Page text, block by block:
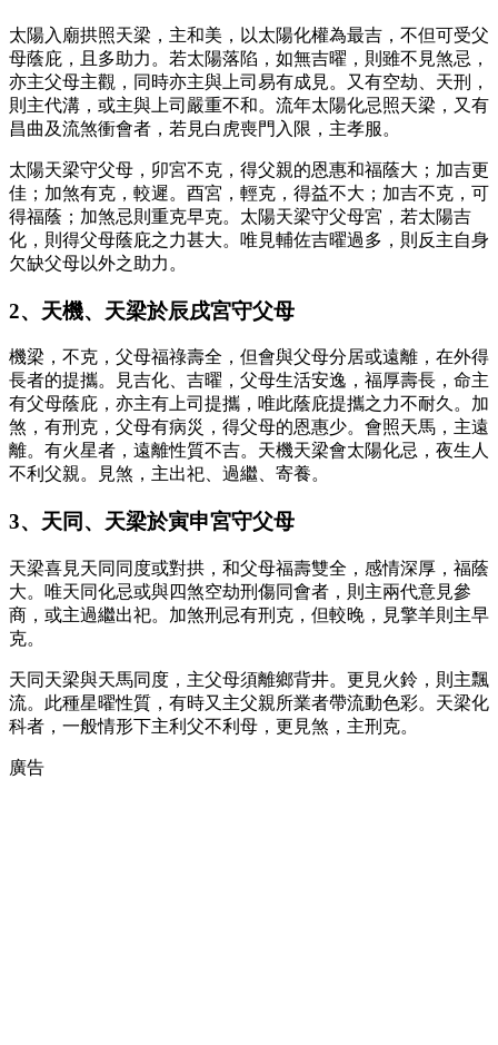
太陽入廟拱照天梁，主和美，以太陽化權為最吉，不但可受父
母蔭庇，且多助力。若太陽落陷，如無吉曜，則雖不見煞忌，
亦主父母主觀，同時亦主與上司易有成見。又有空劫、天刑，
則主代溝，或主與上司嚴重不和。流年太陽化忌照天梁，又有
昌曲及流煞衝會者，若見白虎喪門入限，主孝服。
太陽天梁守父母，卯宮不克，得父親的恩惠和福蔭大；加吉更
佳；加煞有克，較遲。酉宮，輕克，得益不大；加吉不克，可
得福蔭；加煞忌則重克早克。太陽天梁守父母宮，若太陽吉
化，則得父母蔭庇之力甚大。唯見輔佐吉曜過多，則反主自身
欠缺父母以外之助力。
2、天機、天梁於辰戌宮守父母
機梁，不克，父母福祿壽全，但會與父母分居或遠離，在外得
長者的提攜。見吉化、吉曜，父母生活安逸，福厚壽長，命主
有父母蔭庇，亦主有上司提攜，唯此蔭庇提攜之力不耐久。加
煞，有刑克，父母有病災，得父母的恩惠少。會照天馬，主遠
離。有火星者，遠離性質不吉。天機天梁會太陽化忌，夜生人
不利父親。見煞，主出祀、過繼、寄養。
3、天同、天梁於寅申宮守父母
天梁喜見天同同度或對拱，和父母福壽雙全，感情深厚，福蔭
大。唯天同化忌或與四煞空劫刑傷同會者，則主兩代意見參
商，或主過繼出祀。加煞刑忌有刑克，但較晚，見擎羊則主早
克。
天同天梁與天馬同度，主父母須離鄉背井。更見火鈴，則主飄
流。此種星曜性質，有時又主父親所業者帶流動色彩。天梁化
科者，一般情形下主利父不利母，更見煞，主刑克。
廣告